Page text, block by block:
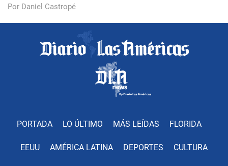
Por Daniel Castropé
PORTADA LO ÚLTIMO MÁS LEÍDAS FLORIDA
EEUU AMÉRICA LATINA DEPORTES CULTURA